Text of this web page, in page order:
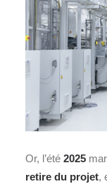
Or, l’été 2025
retire du projet,